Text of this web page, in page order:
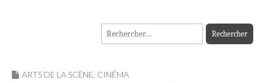
MADININ'ART
Rechercher :
ARTS DE LA SCÈNE, CINÉMA